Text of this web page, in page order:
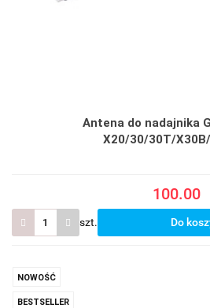
Antena do nadajnika
X20/30/30T/
100.00
szt. Do
NOWOŚĆ
BESTSELLER